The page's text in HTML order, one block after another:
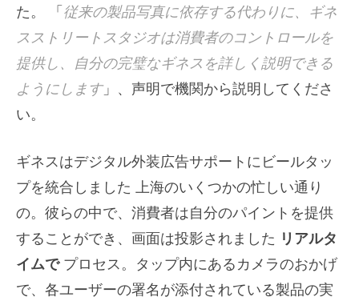
た。 「従来の製品写真に依存する代わりに、ギネ
スストリートスタジオは消費者のコントロールを
提供し、自分の完璧なギネスを詳しく説明できる
ようにします」、声明で機関から説明してくださ
い。
ギネスはデジタル外装広告サポートにビールタッ
プを統合しました
上海のいくつかの忙しい通り
の。彼らの中で、消費者は自分のパイントを提供
することができ、画面は投影されました リアルタ
イムでプロセス。タップ内にあるカメラのおかげ
で、各ユーザーの署名が添付されている製品の実